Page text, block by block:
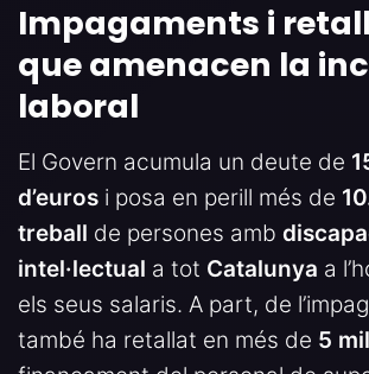
Impagaments i
que amenacen la
laboral
El Govern acumula un deute de
d’euros i posa en perill més de
treball de persones amb
intel·lectual a tot Catalunya a
els seus salaris. A part, de
també ha retallat en més de 5